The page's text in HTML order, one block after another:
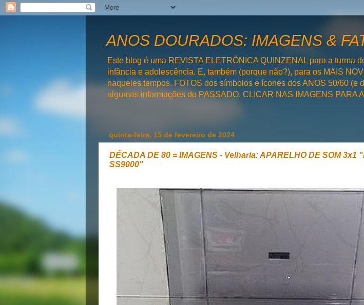
ANOS DOURADOS: IMAGENS &
Este blog é uma REVISTA ELETRÔNICA QUINZENAL para a turma
infância e adolescência. E, também (porque não?), para os MAIS
naqueles tempos. FOTOS dos símbolos e ícones dos ANOS 50/60 (e
algumas informações do PASSADO. CLICAR NAS IMAGENS PARA
quinta-feira, 15 de fevereiro de 2024
DÉCADA DE 80 = IMAGENS - Velharia: APARELHO DE SOM 3x1
SS9000"